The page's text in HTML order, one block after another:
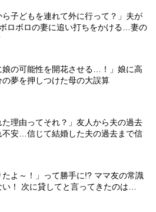
ら子どもを連れて外に行って？」夫が
ロボロの妻に追い打ちをかける…妻の
娘の可能性を開花させる…！」娘に高
の夢を押しつけた母の大誤算
た理由ってそれ？」友人から夫の過去
不安…信じて結婚した夫の過去まで信
たよ～！」って勝手に!? ママ友の常識
！ 次に貸してと言ってきたのは…